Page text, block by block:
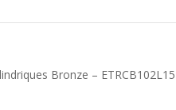
Bronze – ETRCB102L15